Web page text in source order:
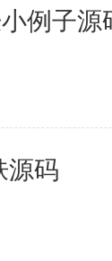
例子源
源码